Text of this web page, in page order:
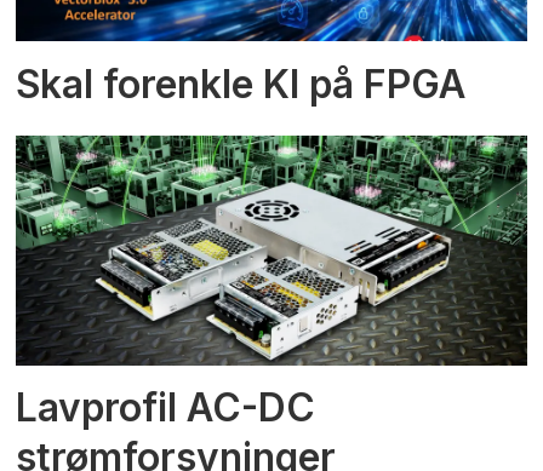
Skal forenkle KI på FPGA
Lavprofil AC-DC
strømforsyninger